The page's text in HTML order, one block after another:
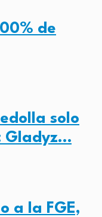
de
solo
Gladyz…
a la FGE,